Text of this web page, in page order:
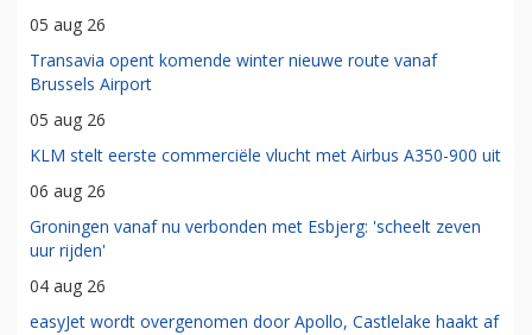
05 aug 26
Transavia opent komende winter nieuwe route vanaf
Brussels Airport
05 aug 26
KLM stelt eerste commerciële vlucht met Airbus A350-900 uit
06 aug 26
Groningen vanaf nu verbonden met Esbjerg: 'scheelt zeven
uur rijden'
04 aug 26
easyJet wordt overgenomen door Apollo, Castlelake haakt af